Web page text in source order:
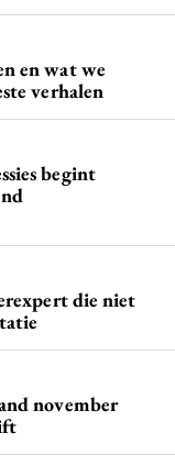
en wat we
verhalen
begint
die niet
november